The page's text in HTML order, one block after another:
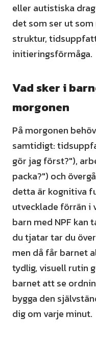
eller autistiska
det som ser ut
struktur,
initieringsförmåga.
Vad sker i
morgonen
På morgonen
samtidigt:
gör jag först?"),
packa?") och
detta är kognitiva
utvecklade förrän i
barn med NPF kan
du tjatar tar du
men då får barnet
tydlig, visuell rutin
barnet att se
bygga den
dig om varje minut.